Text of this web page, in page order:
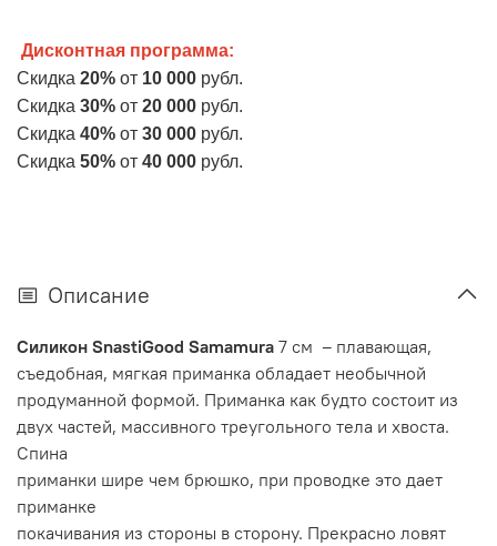
Дисконтная программа:
Скидка 20% от 10 000 рубл.
Скидка 30% от 20 000 рубл.
Cкидка 40% от 30 000 рубл.
Скидка 50% от 40 000 рубл.
Описание
Силикон SnastiGood Samamura 7 см – плавающая,
съедобная, мягкая приманка обладает необычной
продуманной формой. Приманка как будто состоит из
двух частей, массивного треугольного тела и хвоста.
Спина
приманки шире чем брюшко, при проводке это дает
приманке
покачивания из стороны в сторону. Прекрасно ловят